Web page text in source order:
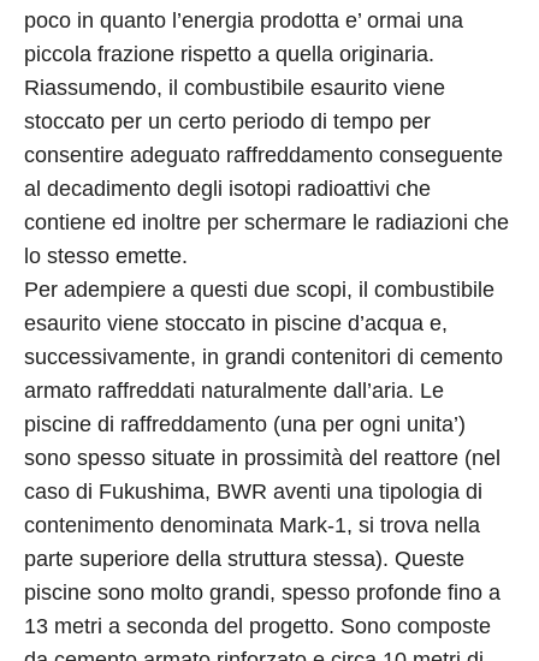
poco in quanto l’energia prodotta e’ ormai una
piccola frazione rispetto a quella originaria.
Riassumendo, il combustibile esaurito viene
stoccato per un certo periodo di tempo per
consentire adeguato raffreddamento conseguente
al decadimento degli isotopi radioattivi che
contiene ed inoltre per schermare le radiazioni che
lo stesso emette.
Per adempiere a questi due scopi, il combustibile
esaurito viene stoccato in piscine d’acqua e,
successivamente, in grandi contenitori di cemento
armato raffreddati naturalmente dall’aria. Le
piscine di raffreddamento (una per ogni unita’)
sono spesso situate in prossimità del reattore (nel
caso di Fukushima, BWR aventi una tipologia di
contenimento denominata Mark-1, si trova nella
parte superiore della struttura stessa). Queste
piscine sono molto grandi, spesso profonde fino a
13 metri a seconda del progetto. Sono composte